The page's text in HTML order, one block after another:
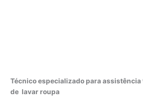
Técnico especializado para assistência
de lavar roupa